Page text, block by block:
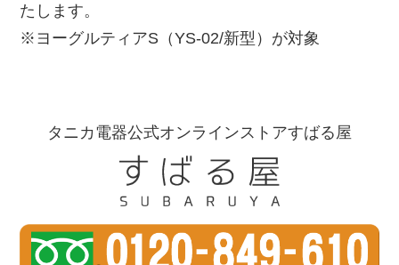
たします。
※ヨーグルティアS（YS-02/新型）が対象
タニカ電器公式オンラインストアすばる屋